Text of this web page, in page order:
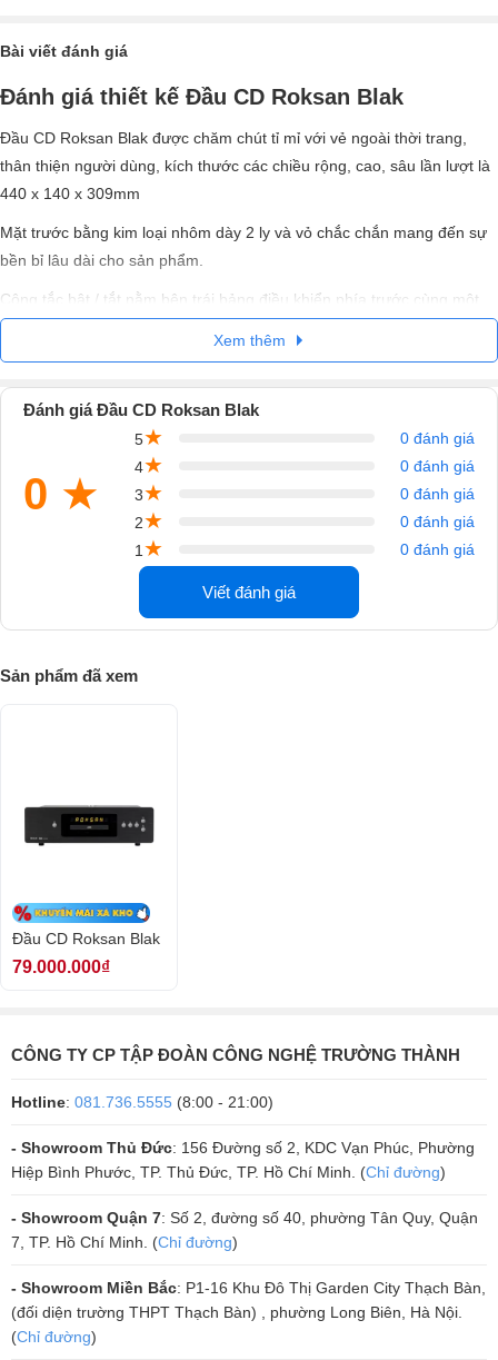
Bài viết đánh giá
Đánh giá thiết kế Đầu CD Roksan Blak
Đầu CD Roksan Blak được chăm chút tỉ mỉ với vẻ ngoài thời trang,
thân thiện người dùng, kích thước các chiều rộng, cao, sâu lần lượt là
440 x 140 x 309mm
Mặt trước bằng kim loại nhôm dày 2 ly và vỏ chắc chắn mang đến sự
bền bỉ lâu dài cho sản phẩm.
Công tắc bật / tắt nằm bên trái bảng điều khiển phía trước cùng một
màn hình rõ ràng giúp bạn dễ dàng theo dõi thông tin về đĩa CD của
mình. Một mảng gồm năm nút bạc giúp điều khiển hầu hết tất cả các
chức năng xử lý theo dõi.
Màn hình có thể điều chỉnh độ sáng rõ ràng nên bạn sẽ không bị phân
tâm ở mức ánh sáng thấp hơn. Hộc đĩa của đầu CD này được thiết kế
nằm phía dưới cùng và tiếp xúc sát với sườn máy bên dưới, tạo một
trọng lực cân bằng, giúp hộc đĩa ít bị rung lắc khi hoạt động. Các bộ
phận được gia cố và chống rung cộng hưởng làm ảnh hưởng đến mắt
đọc, giúp mắt lấy thông tin từ đĩa một cách chính xác.
Đánh giá chất lượng Đầu CD Roksan Blak
Cùng với vẻ ngoài hoàn thiện tuyệt vời thì Đầu CD Roksan Blak cũng
âm nhạc đặc biệt giao tiếp trực tiếp với người nghe.
Đầu CD Roksan Blak cho bạn trải nghiệm nghe nhạc trực tuyến dễ
như thế này. Blak rất chính xác đến mức mà giờ đây bạn có thể nghe
thấy những sợi dây riêng lẻ, hơi thở của một ca sĩ giữa những nốt
nhạc và thậm chí là tiếng ồn tinh tế trong studio.
phát trực tuyến và thậm chí các trình phát nhạc CD ít hơn được nén.
cộng hưởng và cơ chế vận chuyển hoàn toàn bị cô lập ngăn chặn sự
rung động được truyền đến vận chuyển laser tinh vi.
Đồng hồ chính siêu chính xác đảm bảo mức độ thấp nhất của jitter,
tạo ra âm thanh thuần khiết và tự nhiên.
Xem thêm
Đánh giá Đầu CD Roksan Blak
0 ★
5★
0 đánh giá
4★
0 đánh giá
3★
0 đánh giá
2★
0 đánh giá
1★ 0 đánh giá
Viết đánh giá
Sản phẩm đã xem
Đầu CD Roksan Blak
79.000.000₫
CÔNG TY CP TẬP ĐOÀN CÔNG NGHỆ TRƯỜNG THÀNH
Hotline: 081.736.5555 (8:00 - 21:00)
- Showroom Thủ Đức: 156 Đường số 2, KDC Vạn Phúc, Phường
Hiệp Bình Phước, TP. Thủ Đức, TP. Hồ Chí Minh. (Chỉ đường)
- Showroom Quận 7: Số 2, đường số 40, phường Tân Quy, Quận
7, TP. Hồ Chí Minh. (Chỉ đường)
- Showroom Miền Bắc: P1-16 Khu Đô Thị Garden City Thạch Bàn,
(đối diện trường THPT Thạch Bàn) , phường Long Biên, Hà Nội.
(Chỉ đường)